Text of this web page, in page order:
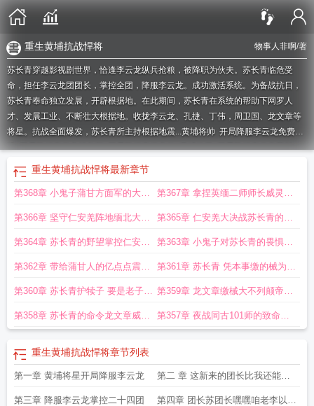
物事人非啊/著
重生黄埔抗战悍将
苏长青穿越影视剧世界，恰逢李云龙纵兵抢粮，被降职为伙夫。苏长青临危受
命，担任李云龙团团长，掌控全团，降服李云龙。成功激活系统。为备战抗日，
苏长青奉命独立发展，开辟根据地。在此期间，苏长青在系统的帮助下网罗人
才、发展工业、不断壮大根据地。收拢李云龙、孔捷、丁伟，周卫国、龙文章等
将星。抗战全面爆发，苏长青所主持根据地震...黄埔将帅 开局降服李云龙免费阅
读开局降服李云龙笔趣阁开局降服李云龙的黄埔抗日开局降服李云龙苏长
开局降服李云龙作者物事人非啊 重生黄埔抗战悍将
帅历史
将抗战黄埔将星抗战之黄埔一期黄埔出身的抗战开局降服李云龙抗战黄埔将
重生黄埔抗战悍将最新章节
第368章 小鬼子蒲甘方面军的大动
脉苏长青的筹谋
第367章 拿捏英缅二师师长威灵顿
打响仁安羌保卫战
第366章 坚守仁安羌阵地缅北大会
战爆发
第365章 仁安羌大决战苏长青的计
划
第364章 苏长青的野望掌控仁安羌
油田
第363章 小鬼子对苏长青的畏惧如
何战胜大夏远征军
第362章 带给蒲甘人的亿点点震撼
天朝一怒伏尸千万
第361章 苏长青 凭本事缴的械为什
么要还
第360章 苏长青护犊子 要是老子非
得把这些家伙都宰了
第359章 龙文章缴械大不列颠帝国
陆军震动远征军司令部
第358章 苏长青的命令龙文章威慑 第357章 夜战同古101师的致命一
重生黄埔抗战悍将章节列表
第一章 黄埔将星开局降服李云龙 第二 章 这新来的团长比我还能犯
错误
第三章 降服李云龙掌控二十四团 第四章 团长苏团长嘿嘿咱老李以后